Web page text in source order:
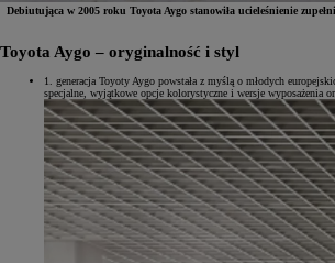
Yaris Cross
HYBRID
Debiutująca w 2005 roku Toyota Aygo stanowiła ucieleśnienie
Toyota Aygo – oryginalność i styl
1. generacja Toyoty Aygo powstała z myślą o młodych
specjalne, wyjątkowe opcje kolorystyczne i wersje wyposażenia